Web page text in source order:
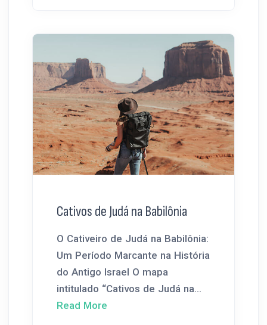
Cativos de Judá na Babilônia
O Cativeiro de Judá na Babilônia:
Um Período Marcante na História
do Antigo Israel O mapa
intitulado “Cativos de Judá na...
Read More